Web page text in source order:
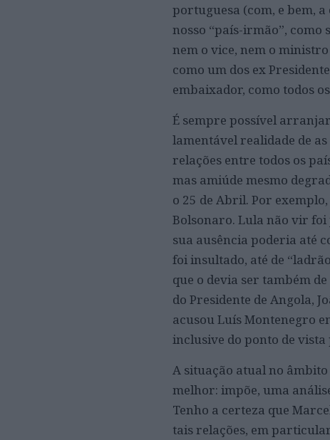
portuguesa (com, e bem,
nosso “país-irmão”, como
nem o vice, nem o
como um dos ex
embaixador, como todos
É sempre possível
lamentável realidade de
relações entre todos os
mas amiúde mesmo
o 25 de Abril. Por exemplo,
Bolsonaro. Lula não vir foi
sua ausência poderia até
foi insultado, até de
que o devia ser também
do Presidente de Angola,
acusou Luís Montenegro
inclusive do ponto de vista
A situação atual no
melhor: impõe, uma
Tenho a certeza que
tais relações, em